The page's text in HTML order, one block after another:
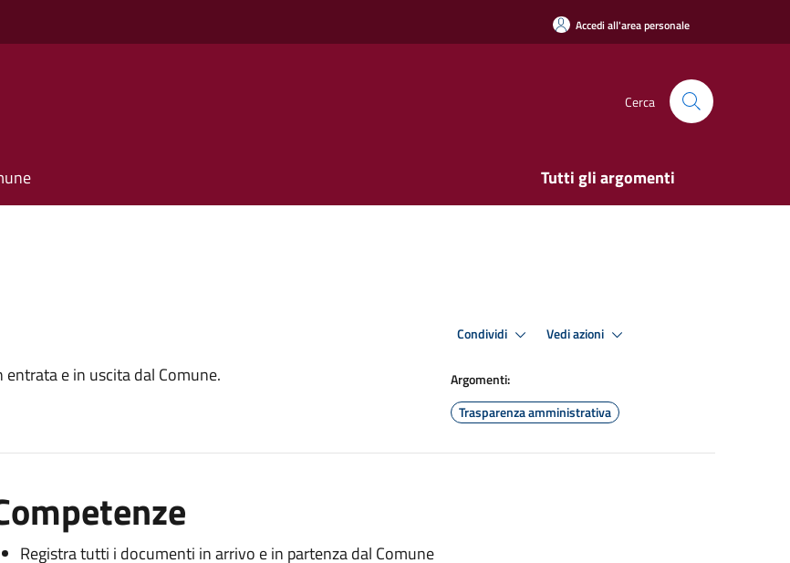
Accedi all'area personale
Cerca
Tutti gli argomenti
e in uscita dal Comune.
Condividi Vedi azioni
Argomenti:
Trasparenza amministrativa
Registra tutti i documenti in arrivo e in partenza dal Comune